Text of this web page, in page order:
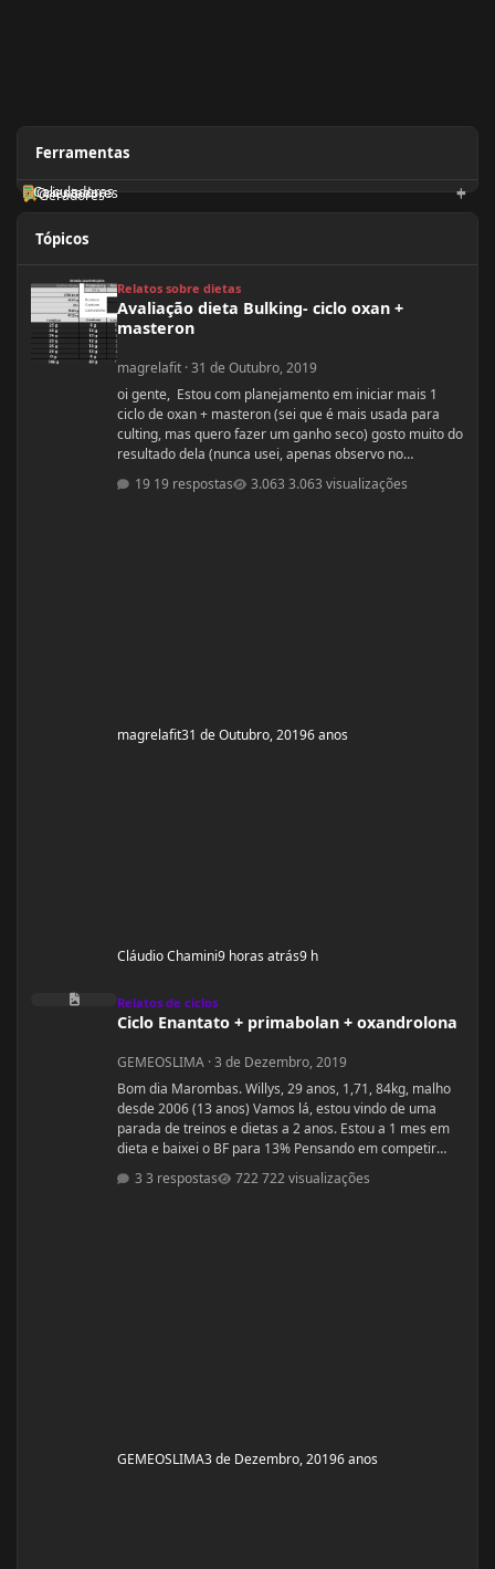
Ferramentas
Geradores
Orientadores
Calculadoras
Tópicos
Relatos sobre dietas
Avaliação dieta Bulking- ciclo oxan +
masteron
magrelafit ·31 de Outubro, 2019
oi gente, Estou com planejamento em iniciar mais 1
ciclo de oxan + masteron (sei que é mais usada para
culting, mas quero fazer um ganho seco) gosto muito do
resultado dela (nunca usei, apenas observo no
pessoal). ja fiz 2 ciclos de oxandrolona 1 em 2016(6
semanas) e outro 2017.(6 semanas) , mas o meu
19 respostas 3.063 visualizações
magrelafit31 de Outubro, 20196 anos
Cláudio Chamini9 horas atrás9 h
Ciclo Enantato + primabolan + oxandrolona
Relatos de ciclos
Ciclo Enantato + primabolan + oxandrolona
GEMEOSLIMA ·3 de Dezembro, 2019
Bom dia Marombas. Willys, 29 anos, 1,71, 84kg, malho
desde 2006 (13 anos) Vamos lá, estou vindo de uma
parada de treinos e dietas a 2 anos. Estou a 1 mes em
dieta e baixei o BF para 13% Pensando em competir
estreantes ano que vem se tudo ocorrer bem até abril.
(Secar e corrigir os pontos fracos) Anexo, os exames
3 respostas 722 visualizações
GEMEOSLIMA3 de Dezembro, 20196 anos